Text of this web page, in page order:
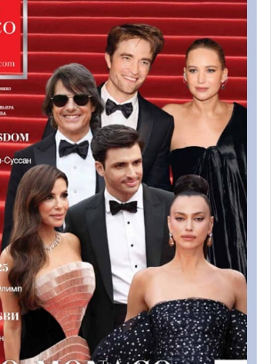
с супругой Татьяной, Шарлотта
Гаретт Уиттсток, брат принцессы
на торжественную мессу в Собор